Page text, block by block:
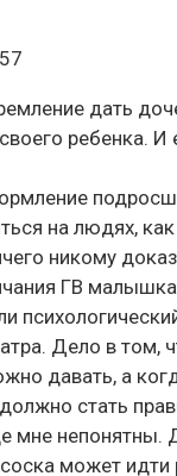
дать
ребенка.
на людях,
никому
ГВ
Дело в том,
давать, а
стать
непонятны.
может